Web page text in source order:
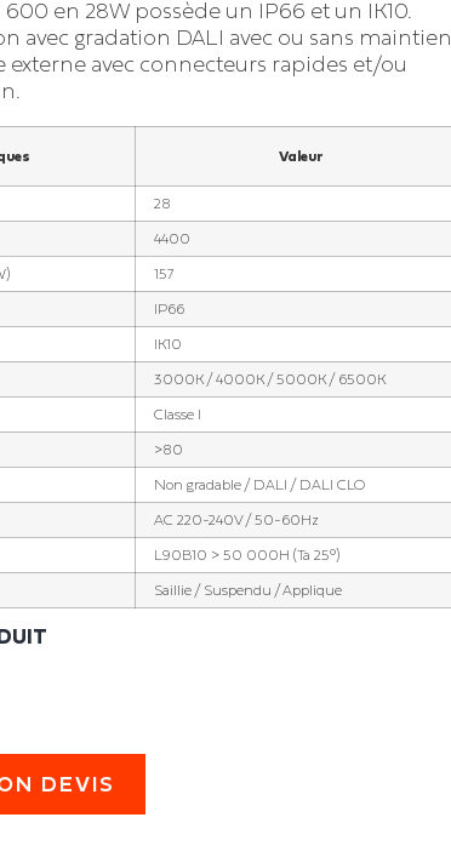
en 28W possède un IP66 et un IK10.
avec gradation DALI avec ou sans maintien
externe avec connecteurs rapides et/ou
Valeur
28
4400
157
IP66
IK10
3000K / 4000K / 5000K / 6500K
Classe I
>80
Non gradable / DALI / DALI CLO
AC 220-240V / 50-60Hz
L90B10 > 50 000H (Ta 25°)
Saillie / Suspendu / Applique
DEVIS